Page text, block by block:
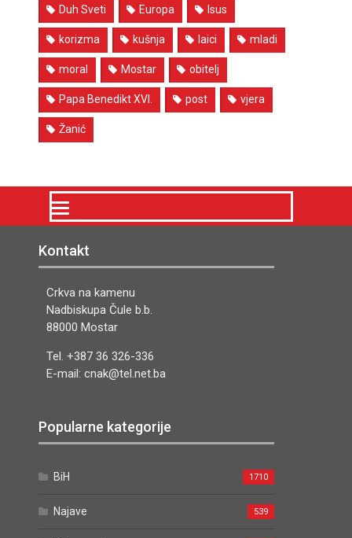
Duh Sveti Europa Isus
korizma kušnja laici mladi
moral Mostar obitelj
Papa Benedikt XVI. post vjera
Žanić
Kontakt
Crkva na kamenu
Nadbiskupa Čule b.b.
88000 Mostar
Tel. +387 36 326-336
E-mail: cnak@tel.net.ba
Popularne kategorije
BiH 1710
Najave 539